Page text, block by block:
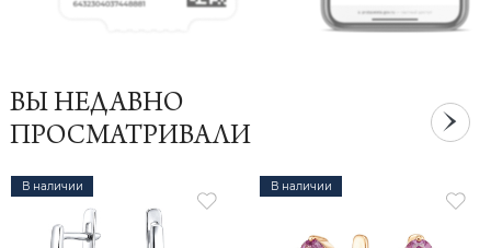
ВЫ НЕДАВНО
ПРОСМАТРИВАЛИ
В наличии В наличии